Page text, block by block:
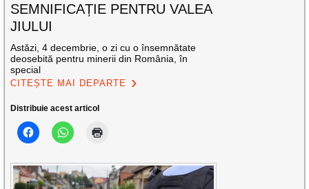
SEMNIFICAȚIE PENTRU VALEA
JIULUI
Astăzi, 4 decembrie, o zi cu o însemnătate
deosebită pentru minerii din România, în
special
CITEȘTE MAI DEPARTE
Distribuie acest articol